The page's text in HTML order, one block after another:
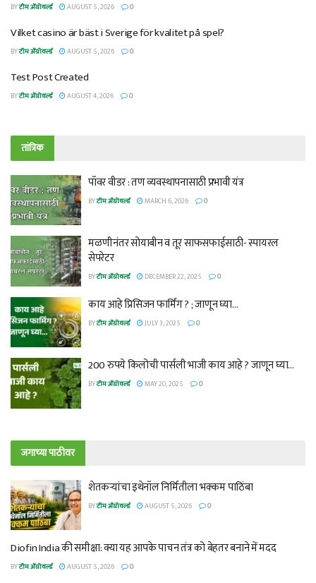
BYटीम ॲग्रोवर्ल्ड AUGUST 5, 2026 0
Vilket casino är bäst i Sverige för kvalitet på spel?
BYटीम ॲग्रोवर्ल्ड AUGUST 5, 2026 0
Test Post Created
BYटीम ॲग्रोवर्ल्ड AUGUST 4, 2026 0
तांत्रिक
पॉवर वीडर : तण व्यवस्थापनासाठी प्रभावी यंत्र
BYटीम ॲग्रोवर्ल्ड MARCH 6, 2026 0
मळणीनंतर सोयाबीन व तूर साफसफाईसाठी- स्पायरल
सेपरेटर
BYटीम ॲग्रोवर्ल्ड DECEMBER 22, 2025 0
काय आहे प्रिसिजन फार्मिंग ? ; जाणून घ्या…
BYटीम ॲग्रोवर्ल्ड JULY 3, 2025 0
200 रुपये किलोची पार्सली भाजी काय आहे ? जाणून घ्या…
BYटीम ॲग्रोवर्ल्ड MAY 20, 2025 0
जगाच्या पाठीवर
शेतकऱ्यांचा इथेनॉल निर्मितीला भक्कम पाठिंबा
BYटीम ॲग्रोवर्ल्ड AUGUST 5, 2026 0
Diofin India की समीक्षा: क्या यह आपके पाचन तंत्र को बेहतर बनाने में मदद
BYटीम ॲग्रोवर्ल्ड AUGUST 5, 2026 0